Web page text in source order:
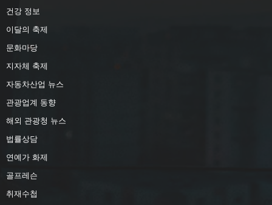
건강 정보
이달의 축제
문화마당
지자체 축제
자동차산업 뉴스
관광업계 동향
해외 관광청 뉴스
법률상담
연예가 화제
골프레슨
취재수첩